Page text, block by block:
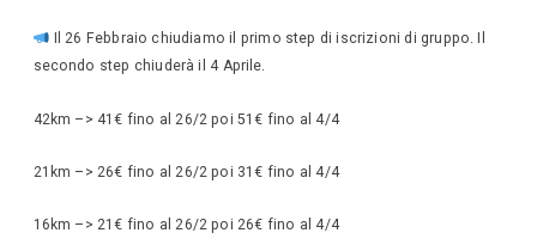
Il 26 Febbraio chiudiamo il primo step di iscrizioni di gruppo. Il
secondo step chiuderà il 4 Aprile.
42km –> 41€ fino al 26/2 poi 51€ fino al 4/4
21km –> 26€ fino al 26/2 poi 31€ fino al 4/4
16km –> 21€ fino al 26/2 poi 26€ fino al 4/4